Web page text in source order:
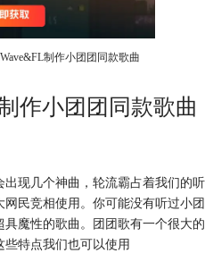
制作小团团同款歌曲
作小团团同款歌曲
现几个神曲，轮流霸占着我们的听
民竞相使用。你可能没有听过小团
魔性的歌曲。团团歌有一个很大的
特点我们也可以使用